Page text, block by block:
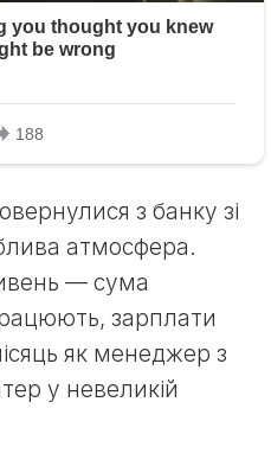
з банку зі
атмосфера.
— сума
зарплати
як менеджер з
у невеликій